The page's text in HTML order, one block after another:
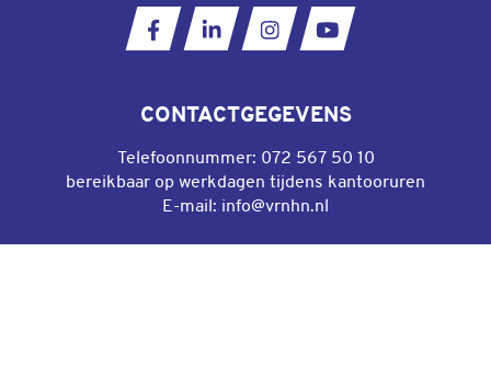
Ga naar onze Facebookpagina
Ga naar onze LinkedIn pagina
Ga naar onze
Ga naar ons
CONTACTGEGEVENS
Telefoonnummer: 072 567 50 10
bereikbaar op werkdagen tijdens kantooruren
E-mail: info@vrnhn.nl